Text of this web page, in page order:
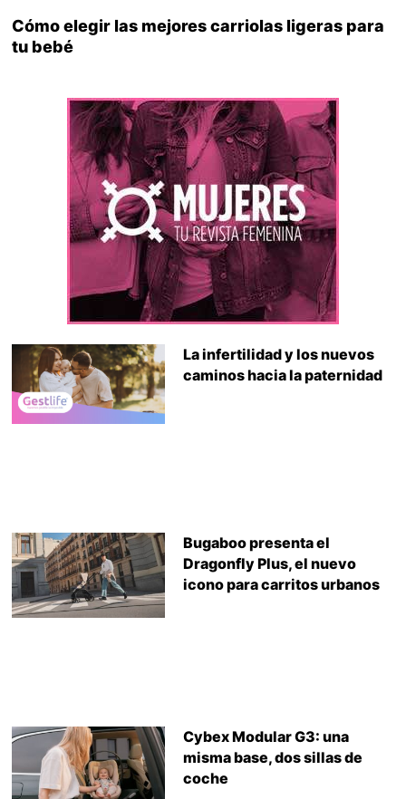
Cómo elegir las mejores carriolas ligeras para
tu bebé
La infertilidad y los nuevos
caminos hacia la paternidad
Bugaboo presenta el
Dragonfly Plus, el nuevo
icono para carritos urbanos
Cybex Modular G3: una
misma base, dos sillas de
coche